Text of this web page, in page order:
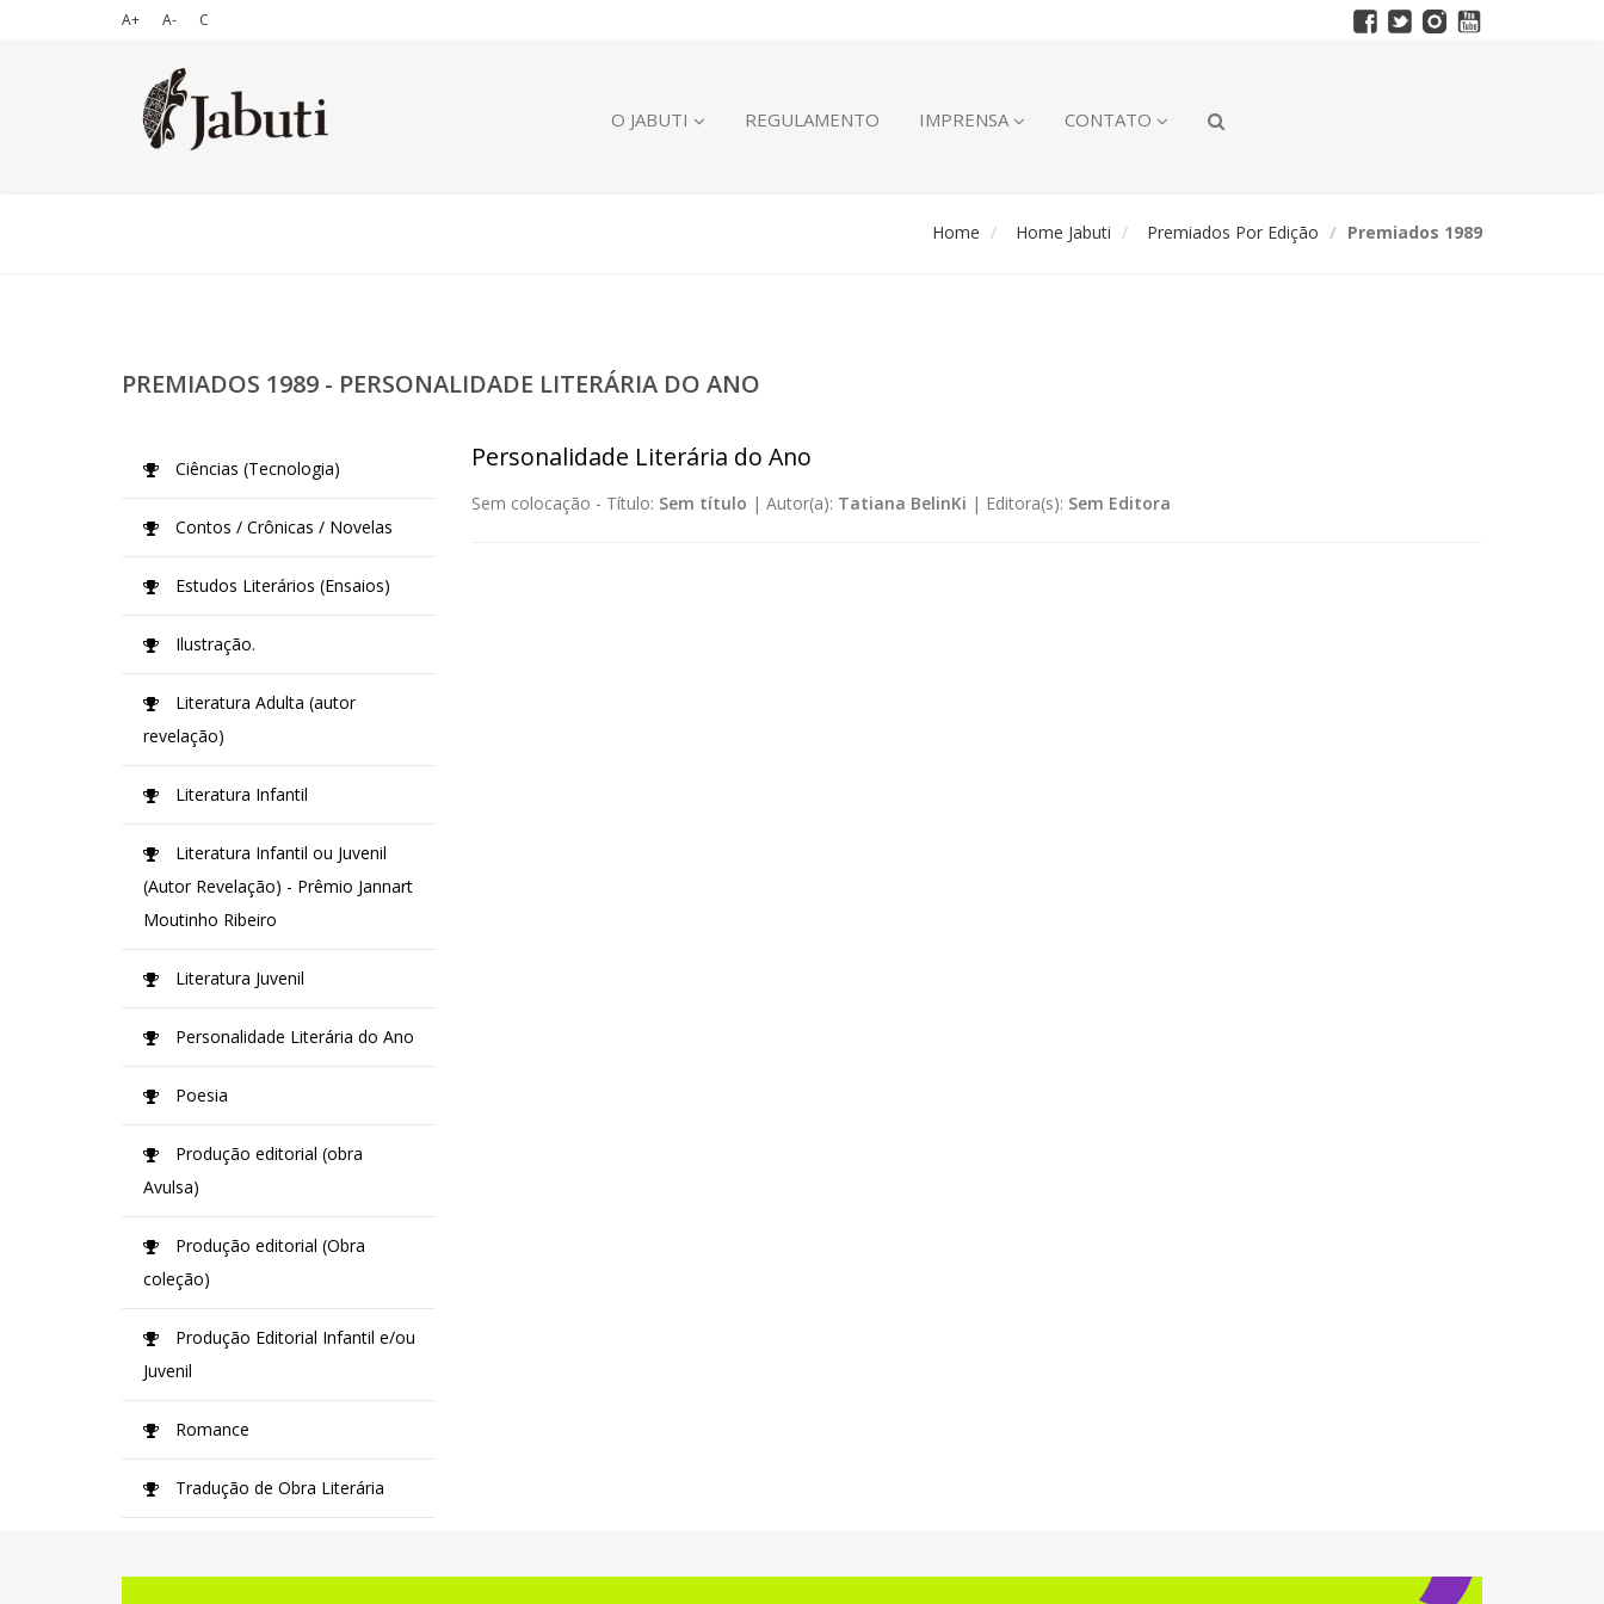
A+ A- C
O JABUTI REGULAMENTO IMPRENSA CONTATO
Home Home Jabuti Premiados Por Edição Premiados 1989
PREMIADOS 1989 - PERSONALIDADE LITERÁRIA DO ANO
Personalidade Literária do Ano
Sem colocação - Título: Sem título | Autor(a): Tatiana BelinKi | Editora(s): Sem Editora
Ciências (Tecnologia)
Contos / Crônicas / Novelas
Estudos Literários (Ensaios)
Ilustração.
Literatura Adulta (autor
revelação)
Literatura Infantil
Literatura Infantil ou Juvenil
(Autor Revelação) - Prêmio Jannart
Moutinho Ribeiro
Literatura Juvenil
Personalidade Literária do Ano
Poesia
Produção editorial (obra
Avulsa)
Produção editorial (Obra
coleção)
Produção Editorial Infantil e/ou
Juvenil
Romance
Tradução de Obra Literária